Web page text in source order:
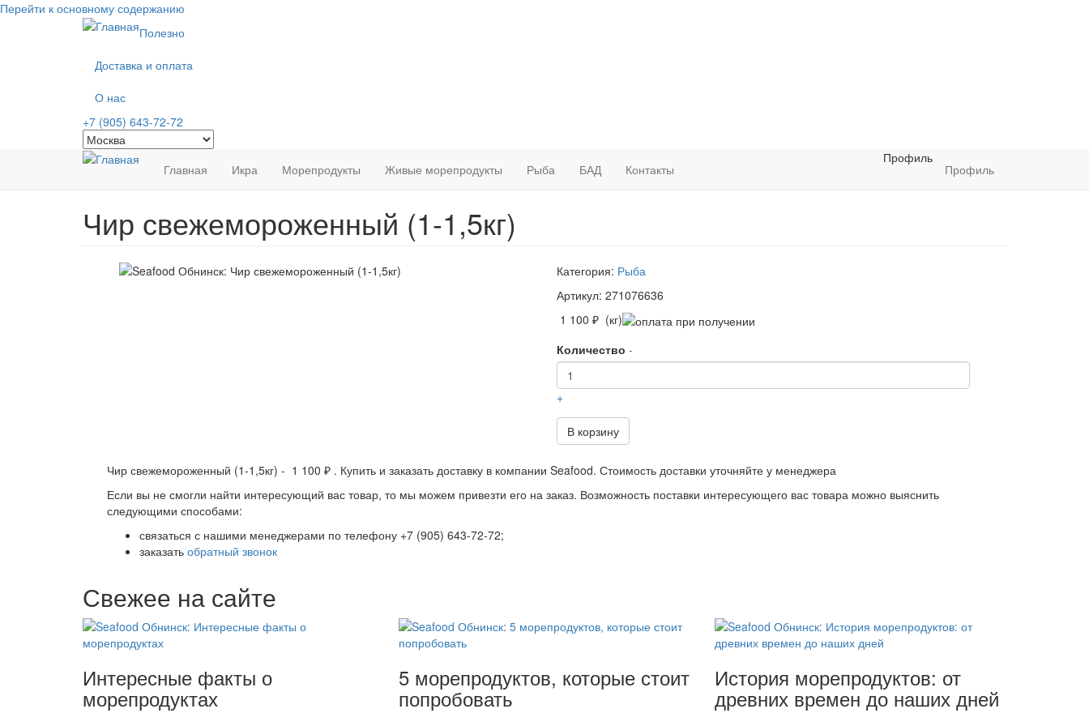
Перейти к основному содержанию
Полезно
Доставка и оплата
О нас
+7 (905) 643-72-72
Главная Икра Морепродукты Живые морепродукты Рыба БАД Контакты
Профиль
Профиль
Чир свежемороженный (1-1,5кг)
Категория: Рыба
Артикул: 271076636
1 100 ₽ (кг)
Количество -
+
В корзину
Чир свежемороженный (1-1,5кг) - 1 100 ₽ . Купить и заказать доставку в компании Seafood. Стоимость доставки уточняйте у менеджера
Если вы не смогли найти интересующий вас товар, то мы можем привезти его на заказ. Возможность поставки интересующего вас товара можно выяснить
следующими способами:
связаться с нашими менеджерами по телефону +7 (905) 643-72-72;
заказать обратный звонок
Свежее на сайте
Интересные факты о
морепродуктах
5 морепродуктов, которые стоит
попробовать
История морепродуктов: от
древних времен до наших дней